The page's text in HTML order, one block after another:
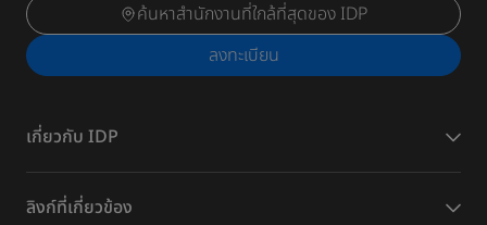
ค้นหาสำนักงานที่ใกล้ที่สุดของ IDP
ลงทะเบียน
เกี่ยวกับ IDP
ลิงก์ที่เกี่ยวข้อง